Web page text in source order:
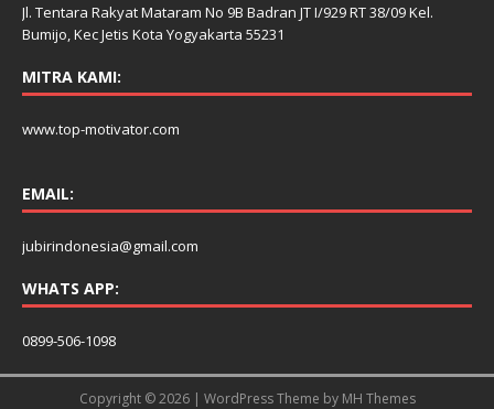
Jl. Tentara Rakyat Mataram No 9B Badran JT I/929 RT 38/09 Kel.
Bumijo, Kec Jetis Kota Yogyakarta 55231
MITRA KAMI:
www.top-motivator.com
EMAIL:
jubirindonesia@gmail.com
WHATS APP:
0899-506-1098
Copyright © 2026 | WordPress Theme by MH Themes